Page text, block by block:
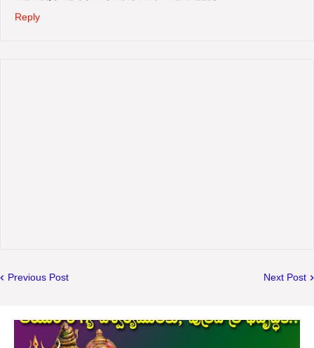
Reply
Previous Post Next Post